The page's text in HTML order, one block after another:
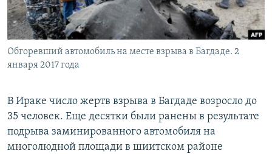
ПОБЕДИТЕЛЕЙ НЕ СУДЯТ?
КРЫМ.НЕПОКОРЕННЫЙ
ELIFBE
ПРИСОЕДИНЯЙТЕСЬ!
Обгоревший автомобиль на месте взрыва в Багдаде. 2
января 2017 года
В Ираке число жертв взрыва в Багдаде возросло до
35 человек. Еще десятки были ранены в результате
подрыва заминированного автомобиля на
многолюдной площади в шиитском районе